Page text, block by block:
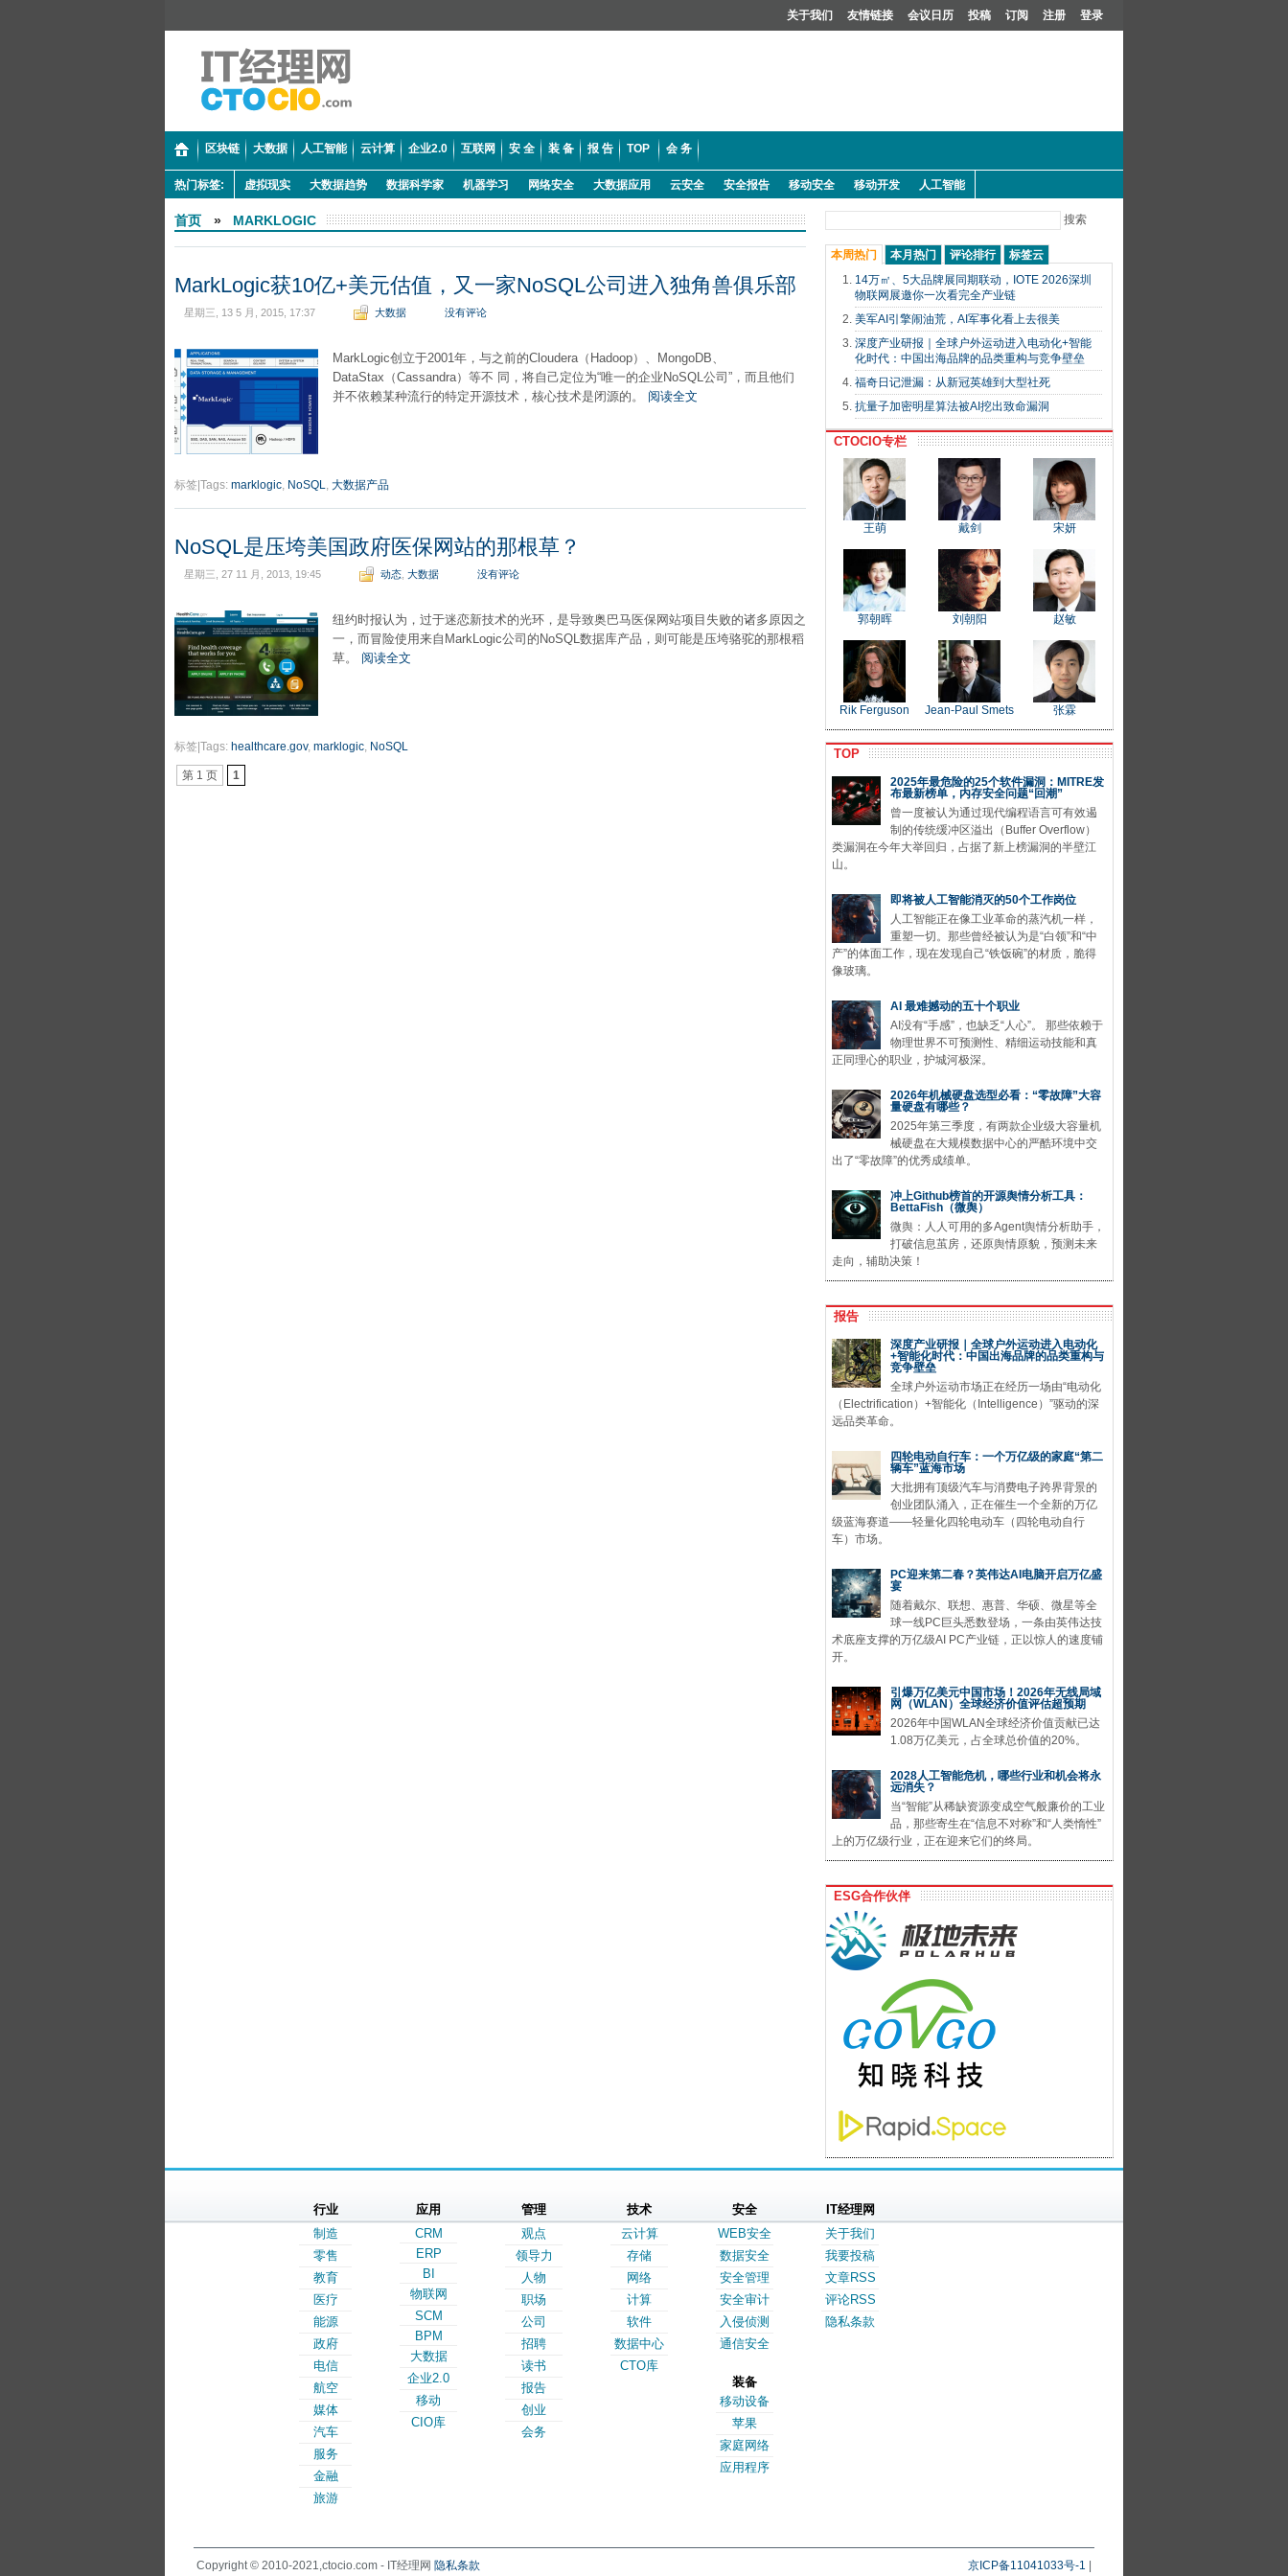
关于我们 友情链接 会议日历 投稿 订阅 注册 登录
区块链 大数据 人工智能 云计算 企业2.0 互联网 安 全 装 备 报 告 TOP 会 务
热门标签: 虚拟现实 大数据趋势 数据科学家 机器学习 网络安全 大数据应用 云安全 安全报告 移动安全 移动开发 人工智能
首页 » MARKLOGIC
MarkLogic获10亿+美元估值，又一家NoSQL公司进入独角兽俱乐部
星期三, 13 5 月, 2015, 17:37 大数据 没有评论
MarkLogic创立于2001年，与之前的Cloudera（Hadoop）、MongoDB、
DataStax（Cassandra）等不 同，将自己定位为“唯一的企业NoSQL公司”，而且他们
并不依赖某种流行的特定开源技术，核心技术是闭源的。 阅读全文
标签|Tags: marklogic, NoSQL, 大数据产品
NoSQL是压垮美国政府医保网站的那根草？
星期三, 27 11 月, 2013, 19:45 动态 大数据 没有评论
纽约时报认为，过于迷恋新技术的光环，是导致奥巴马医保网站项目失败的诸多原因之
一，而冒险使用来自MarkLogic公司的NoSQL数据库产品，则可能是压垮骆驼的那根稻
草。 阅读全文
标签|Tags: healthcare.gov, marklogic, NoSQL
第 1 页 1
搜索
本周热门 本月热门 评论排行
标签云
14万㎡、5大品牌展同期联动，IOTE 2026深圳
物联网展邀你一次看完全产业链
美军AI引擎闹油荒，AI军事化看上去很美
深度产业研报｜全球户外运动进入电动化+智能
化时代：中国出海品牌的品类重构与竞争壁垒
福奇日记泄漏：从新冠英雄到大型社死
抗量子加密明星算法被AI挖出致命漏洞
CTOCIO专栏
王萌 戴剑 宋妍
郭朝晖 刘朝阳 赵敏
Rik Ferguson Jean-Paul Smets 张霖
TOP
2025年最危险的25个软件漏洞：MITRE发
布最新榜单，内存安全问题“回潮”
曾一度被认为通过现代编程语言可有效遏
制的传统缓冲区溢出（Buffer Overflow）
类漏洞在今年大举回归，占据了新上榜漏洞的半壁江
山。
即将被人工智能消灭的50个工作岗位
人工智能正在像工业革命的蒸汽机一样，
重塑一切。那些曾经被认为是“白领”和“中
产”的体面工作，现在发现自己“铁饭碗”的材质，脆得
像玻璃。
AI 最难撼动的五十个职业
AI没有“手感”，也缺乏“人心”。 那些依赖于
物理世界不可预测性、精细运动技能和真
正同理心的职业，护城河极深。
2026年机械硬盘选型必看：“零故障”大容
量硬盘有哪些？
2025年第三季度，有两款企业级大容量机
械硬盘在大规模数据中心的严酷环境中交
出了“零故障”的优秀成绩单。
冲上Github榜首的开源舆情分析工具：
BettaFish（微舆）
微舆：人人可用的多Agent舆情分析助手，
打破信息茧房，还原舆情原貌，预测未来
走向，辅助决策！
报告
深度产业研报｜全球户外运动进入电动化
+智能化时代：中国出海品牌的品类重构与
竞争壁垒
全球户外运动市场正在经历一场由“电动化
（Electrification）+智能化（Intelligence）”驱动的深
远品类革命。
四轮电动自行车：一个万亿级的家庭“第二
辆车”蓝海市场
大批拥有顶级汽车与消费电子跨界背景的
创业团队涌入，正在催生一个全新的万亿
级蓝海赛道——轻量化四轮电动车（四轮电动自行
车）市场。
PC迎来第二春？英伟达AI电脑开启万亿盛
宴
随着戴尔、联想、惠普、华硕、微星等全
球一线PC巨头悉数登场，一条由英伟达技
术底座支撑的万亿级AI PC产业链，正以惊人的速度铺
开。
引爆万亿美元中国市场！2026年无线局域
网（WLAN）全球经济价值评估超预期
2026年中国WLAN全球经济价值贡献已达
1.08万亿美元，占全球总价值的20%。
2028人工智能危机，哪些行业和机会将永
远消失？
当“智能”从稀缺资源变成空气般廉价的工业
品，那些寄生在“信息不对称”和“人类惰性”
上的万亿级行业，正在迎来它们的终局。
ESG合作伙伴
行业
制造
零售
教育
医疗
能源
政府
电信
航空
媒体
汽车
服务
金融
旅游
应用
CRM
ERP
BI
物联网
SCM
BPM
大数据
企业2.0
移动
CIO库
管理
观点
领导力
人物
职场
公司
招聘
读书
报告
创业
会务
技术
云计算
存储
网络
计算
软件
数据中心
CTO库
安全
WEB安全
数据安全
安全管理
安全审计
入侵侦测
通信安全
装备
移动设备
苹果
家庭网络
应用程序
IT经理网
关于我们
我要投稿
文章RSS
评论RSS
隐私条款
Copyright © 2010-2021,ctocio.com - IT经理网 隐私条款 京ICP备11041033号-1